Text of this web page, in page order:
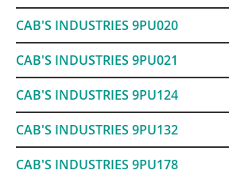
CAB'S INDUSTRIES 9PU020
CAB'S INDUSTRIES 9PU021
CAB'S INDUSTRIES 9PU124
CAB'S INDUSTRIES 9PU132
CAB'S INDUSTRIES 9PU178